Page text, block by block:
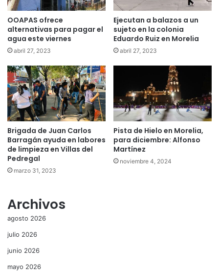
OOAPAS ofrece
alternativas para pagar el
agua este viernes
abril 27, 2023
Ejecutan a balazos a un
sujeto en la colonia
Eduardo Ruiz en Morelia
abril 27, 2023
Brigada de Juan Carlos
Barragán ayuda en labores
de limpieza en Villas del
Pedregal
marzo 31, 2023
Pista de Hielo en Morelia,
para diciembre: Alfonso
Martínez
noviembre 4, 2024
Archivos
agosto 2026
julio 2026
junio 2026
mayo 2026